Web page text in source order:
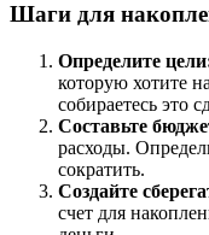
Шаги для
Определите
которую хотите
собираетесь это
Составьте
расходы.
сократить.
Создайте
счет для